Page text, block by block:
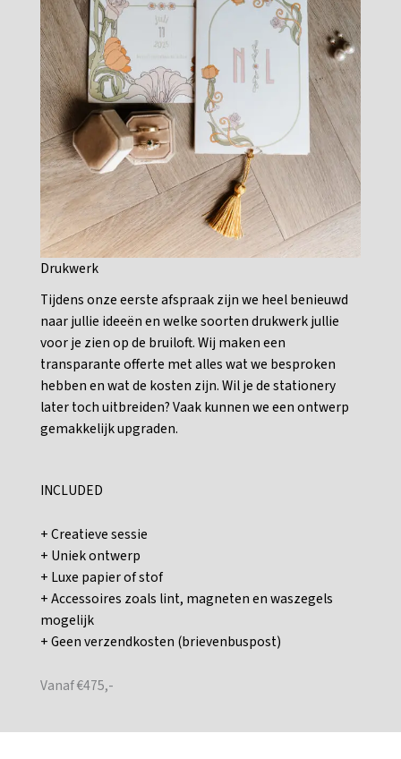
Drukwerk
Tijdens onze eerste afspraak zijn we heel benieuwd
naar jullie ideeën en welke soorten drukwerk jullie
voor je zien op de bruiloft. Wij maken een
transparante offerte met alles wat we besproken
hebben en wat de kosten zijn. Wil je de stationery
later toch uitbreiden? Vaak kunnen we een ontwerp
gemakkelijk upgraden.
INCLUDED
+ Creatieve sessie
+ Uniek ontwerp
+ Luxe papier of stof
+ Accessoires zoals lint, magneten en waszegels
mogelijk
+ Geen verzendkosten (brievenbuspost)
Vanaf €475,-